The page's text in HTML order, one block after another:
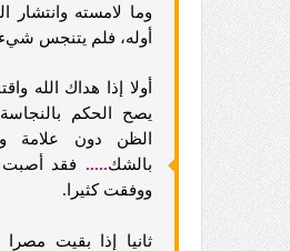
وما لامسته وانتشار
أوله، فلم يتنجس شيء
أولا إذا هداك الله
يصح الحكم
الظن دون علامة
بالشك..... فقد
ووفقت كثيرا.
ثانيا إذا بقيت